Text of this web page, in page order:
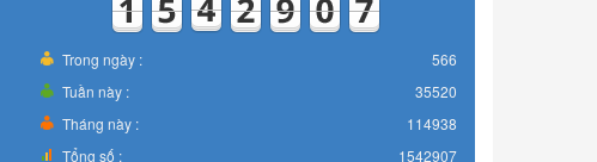
Trong ngày :
566
Tuần này :
35520
Tháng này :
114938
Tổng số :
1542907